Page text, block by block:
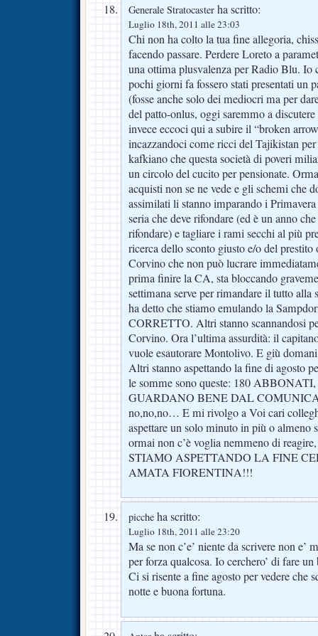
Generale Stratocaster ha scritto:
Luglio 18th, 2011 alle 23:03
Chi non ha colto la tua fine allegoria,
facendo passare. Perdere Loreto a
una ottima plusvalenza per Radio Blu. Io
pochi giorni fa fossero stati presentati un
(fosse anche solo dei mediocri ma per
del patto-onlus, oggi saremmo a
invece eccoci qui a subire il “broken
incazzandoci come ricci del Tajikistan
kafkiano che questa società di poveri
un circolo del cucito per pensionate.
acquisti non se ne vede e gli schemi che
assimilati li stanno imparando i
seria che deve rifondare (ed è un anno
rifondare) e tagliare i rami secchi al più
ricerca dello sconto giusto e/o del
Corvino che non può lucrare
prima finire la CA, sta bloccando
settimana serve per rimandare il tutto alla
ha detto che stiamo emulando la
CORRETTO. Altri stanno scannandosi
Corvino. Ora l’ultima assurdità: il
vuole esautorare Montolivo. E giù
Altri stanno aspettando la fine di agosto
le somme sono queste: 180
GUARDANO BENE DAL
no,no,no… E mi rivolgo a Voi cari
aspettare un solo minuto in più o almeno
ormai non c’è voglia nemmeno di
STIAMO ASPETTANDO LA FINE
AMATA FIORENTINA!!!
picche ha scritto:
Luglio 18th, 2011 alle 23:20
Ma se non c’e’ niente da scrivere non e’
per forza qualcosa. Io cerchero’ di fare
Ci si risente a fine agosto per vedere che
notte e buona fortuna.